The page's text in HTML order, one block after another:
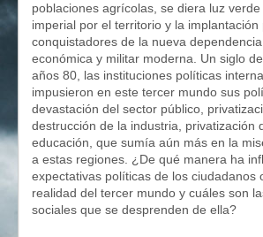
poblaciones agrícolas, se diera luz
imperial por el territorio y la
conquistadores de la nueva
económica y militar moderna. Un siglo
años 80, las instituciones políticas
impusieron en este tercer mundo sus
devastación del sector público,
destrucción de la industria, privatización
educación, que sumía aún más en la
a estas regiones. ¿De qué manera ha
expectativas políticas de los ciudadanos
realidad del tercer mundo y cuáles son
sociales que se desprenden de ella?